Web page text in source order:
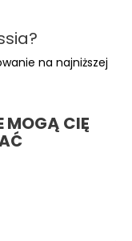
na najniższej
MOGĄ CIĘ